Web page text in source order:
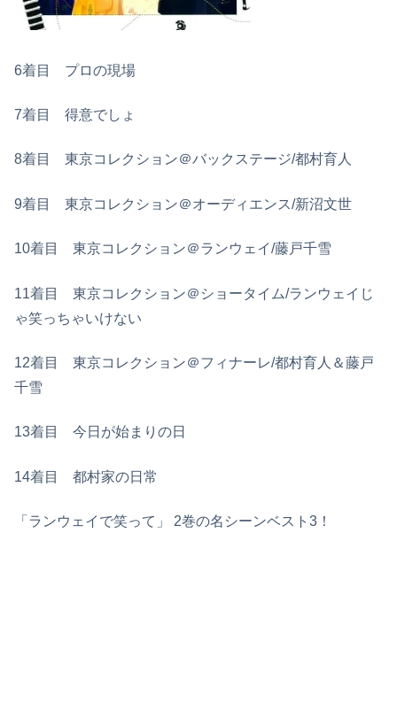
6着目 プロの現場
7着目 得意でしょ
8着目 東京コレクション＠バックステージ/都村育人
9着目 東京コレクション＠オーディエンス/新沼文世
10着目 東京コレクション＠ランウェイ/藤戸千雪
11着目 東京コレクション＠ショータイム/ランウェイじ
ゃ笑っちゃいけない
12着目 東京コレクション＠フィナーレ/都村育人＆藤戸
千雪
13着目 今日が始まりの日
14着目 都村家の日常
「ランウェイで笑って」 2巻の名シーンベスト3！